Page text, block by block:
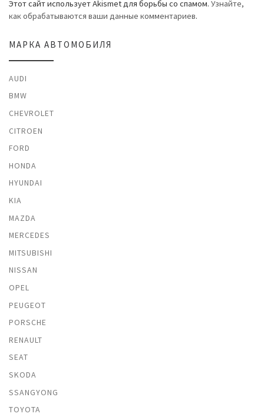
Этот сайт использует Akismet для борьбы со спамом. Узнайте,
как обрабатываются ваши данные комментариев.
МАРКА АВТОМОБИЛЯ
AUDI
BMW
CHEVROLET
CITROEN
FORD
HONDA
HYUNDAI
KIA
MAZDA
MERCEDES
MITSUBISHI
NISSAN
OPEL
PEUGEOT
PORSCHE
RENAULT
SEAT
SKODA
SSANGYONG
TOYOTA